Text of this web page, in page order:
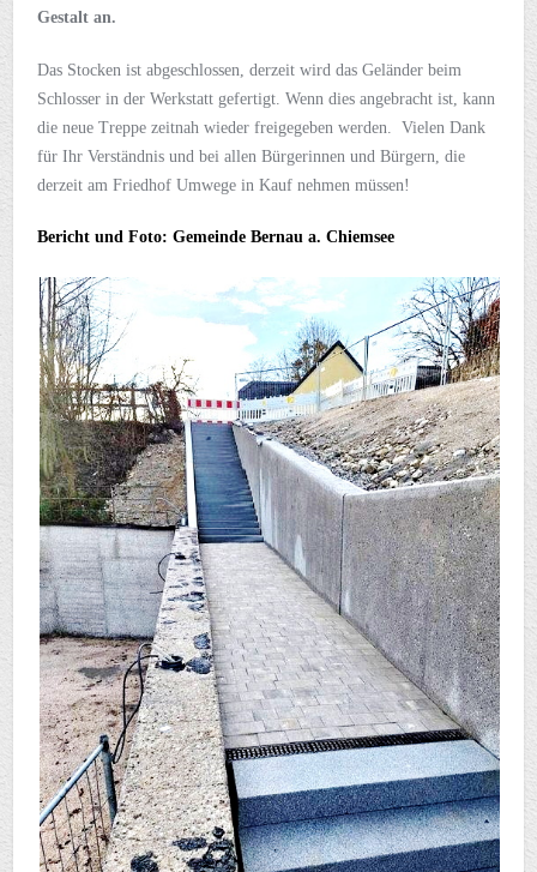
Gestalt an.
Das Stocken ist abgeschlossen, derzeit wird das Geländer beim
Schlosser in der Werkstatt gefertigt. Wenn dies angebracht ist, kann
die neue Treppe zeitnah wieder freigegeben werden. Vielen Dank
für Ihr Verständnis und bei allen Bürgerinnen und Bürgern, die
derzeit am Friedhof Umwege in Kauf nehmen müssen!
Bericht und Foto: Gemeinde Bernau a. Chiemsee